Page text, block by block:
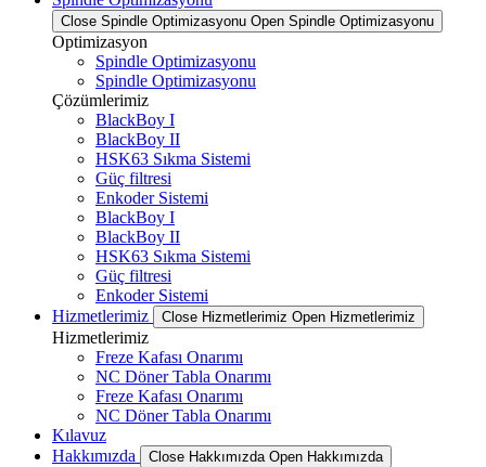
Close Spindle Optimizasyonu Open Spindle Optimizasyonu
Optimizasyon
Spindle Optimizasyonu
Spindle Optimizasyonu
Çözümlerimiz
BlackBoy I
BlackBoy II
HSK63 Sıkma Sistemi
Güç filtresi
Enkoder Sistemi
BlackBoy I
BlackBoy II
HSK63 Sıkma Sistemi
Güç filtresi
Enkoder Sistemi
Hizmetlerimiz
Close Hizmetlerimiz Open Hizmetlerimiz
Hizmetlerimiz
Freze Kafası Onarımı
NC Döner Tabla Onarımı
Freze Kafası Onarımı
NC Döner Tabla Onarımı
Kılavuz
Hakkımızda
Close Hakkımızda Open Hakkımızda